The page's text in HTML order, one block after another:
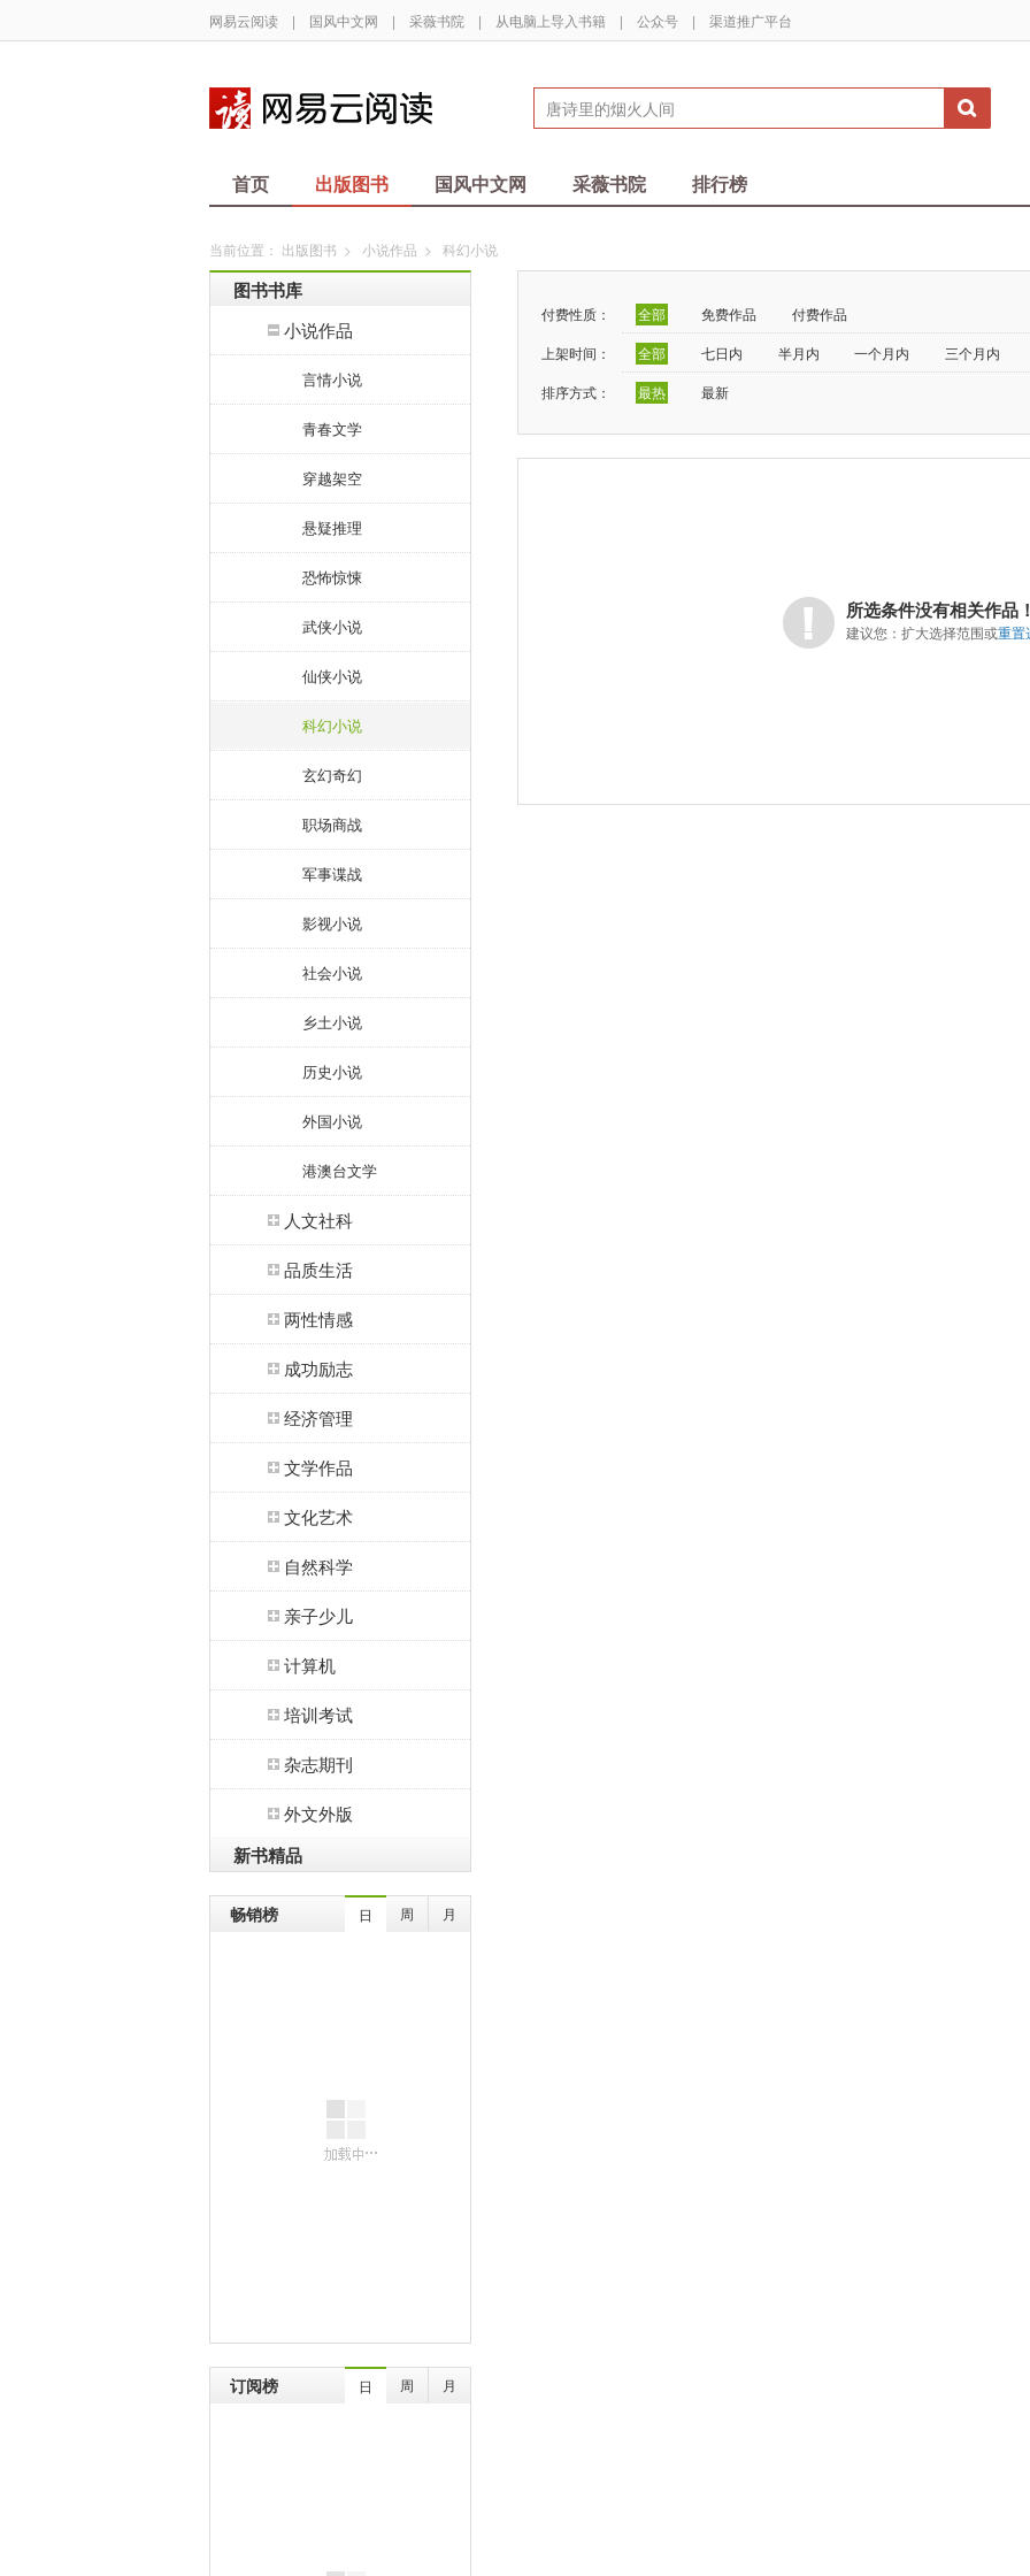
网易云阅读 | 国风中文网 | 采薇书院 | 从电脑上导入书籍 | 公众号 | 渠道推广平台
首页 出版图书 国风中文网 采薇书院 排行榜
当前位置： 出版图书 > 小说作品 > 科幻小说
图书书库
小说作品
言情小说
青春文学
穿越架空
悬疑推理
恐怖惊悚
武侠小说
仙侠小说
科幻小说
玄幻奇幻
职场商战
军事谍战
影视小说
社会小说
乡土小说
历史小说
外国小说
港澳台文学
人文社科
品质生活
两性情感
成功励志
经济管理
文学作品
文化艺术
自然科学
亲子少儿
计算机
培训考试
杂志期刊
外文外版
新书精品
畅销榜 日 周 月
订阅榜 日 周 月
付费性质： 全部 免费作品
付费作品
上架时间：
全部 七日内 半月内 一个月内
三个月内
排序方式：
最热 最新
所选条件没有相关作品！
建议您：扩大选择范围或重置